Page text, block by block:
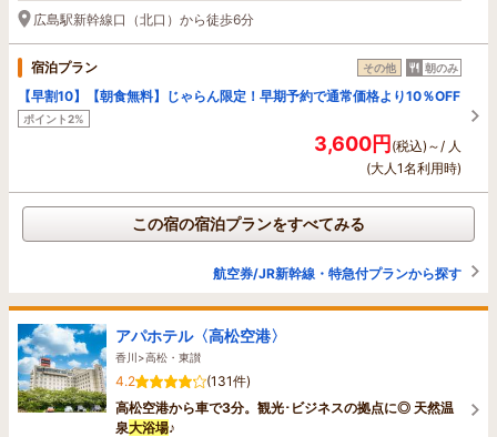
広島駅新幹線口（北口）から徒歩6分
宿泊プラン その他 朝のみ
【早割10】【朝食無料】じゃらん限定！早期予約で通常価格より10％OFF
ポイント2%
3,600円(税込)～/ 人
(大人1名利用時)
この宿の宿泊プランをすべてみる
航空券/JR新幹線・特急付プランから探す
アパホテル〈高松空港〉
香川>高松・東讃
4.2
(131件)
高松空港から車で3分。観光･ビジネスの拠点に◎ 天然温
泉大浴場♪